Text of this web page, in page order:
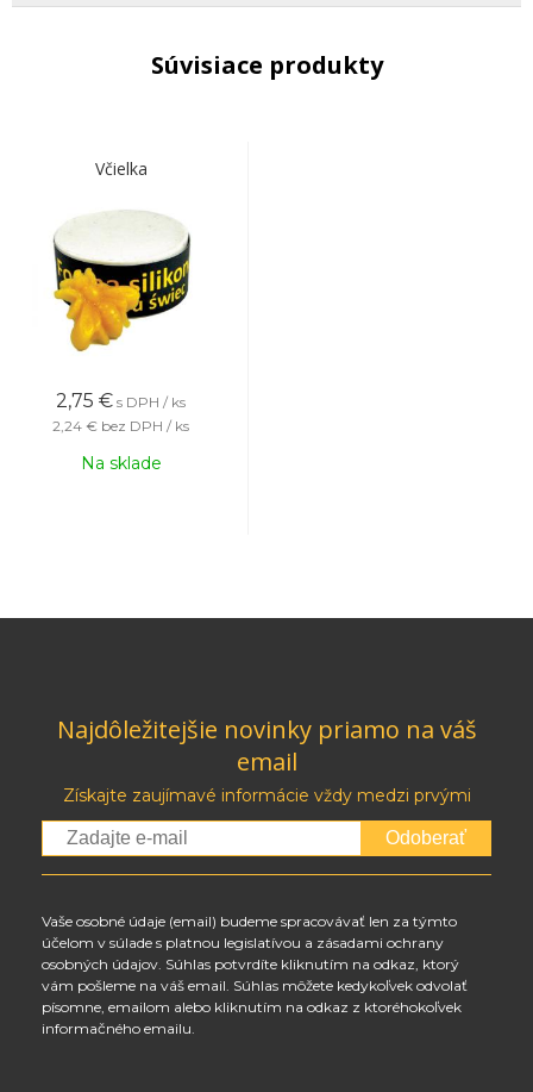
Súvisiace produkty
Včielka
2,75 € s DPH / ks
2,24 € bez DPH / ks
Na sklade
Najdôležitejšie novinky priamo na váš
email
Získajte zaujímavé informácie vždy medzi prvými
Odoberať
Vaše osobné údaje (email) budeme spracovávať len za týmto
účelom v súlade s platnou legislatívou a zásadami ochrany
osobných údajov. Súhlas potvrdíte kliknutím na odkaz, ktorý
vám pošleme na váš email. Súhlas môžete kedykoľvek odvolať
písomne, emailom alebo kliknutím na odkaz z ktoréhokoľvek
informačného emailu.